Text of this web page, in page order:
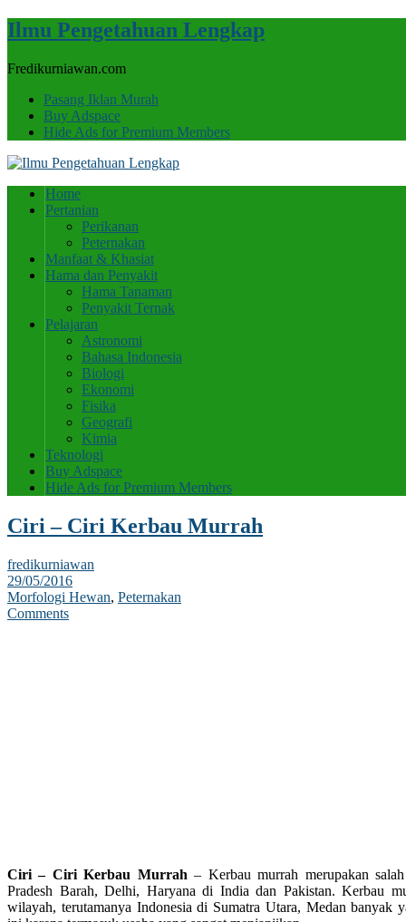
Ilmu Pengetahuan Lengkap
Fredikurniawan.com
Pasang Iklan Murah
Buy Adspace
Hide Ads for Premium Members
Home
Pertanian
Perikanan
Peternakan
Manfaat & Khasiat
Hama dan Penyakit
Hama Tanaman
Penyakit Ternak
Pelajaran
Astronomi
Bahasa Indonesia
Biologi
Ekonomi
Fisika
Geografi
Kimia
Teknologi
Buy Adspace
Hide Ads for Premium Members
Ciri – Ciri Kerbau Murrah
fredikurniawan
29/05/2016
Morfologi Hewan, Peternakan
Comments
Ciri – Ciri Kerbau Murrah – Kerbau murrah merupakan
Pradesh Barah, Delhi, Haryana di India dan Pakistan. Kerbau
wilayah, terutamanya Indonesia di Sumatra Utara, Medan banyak